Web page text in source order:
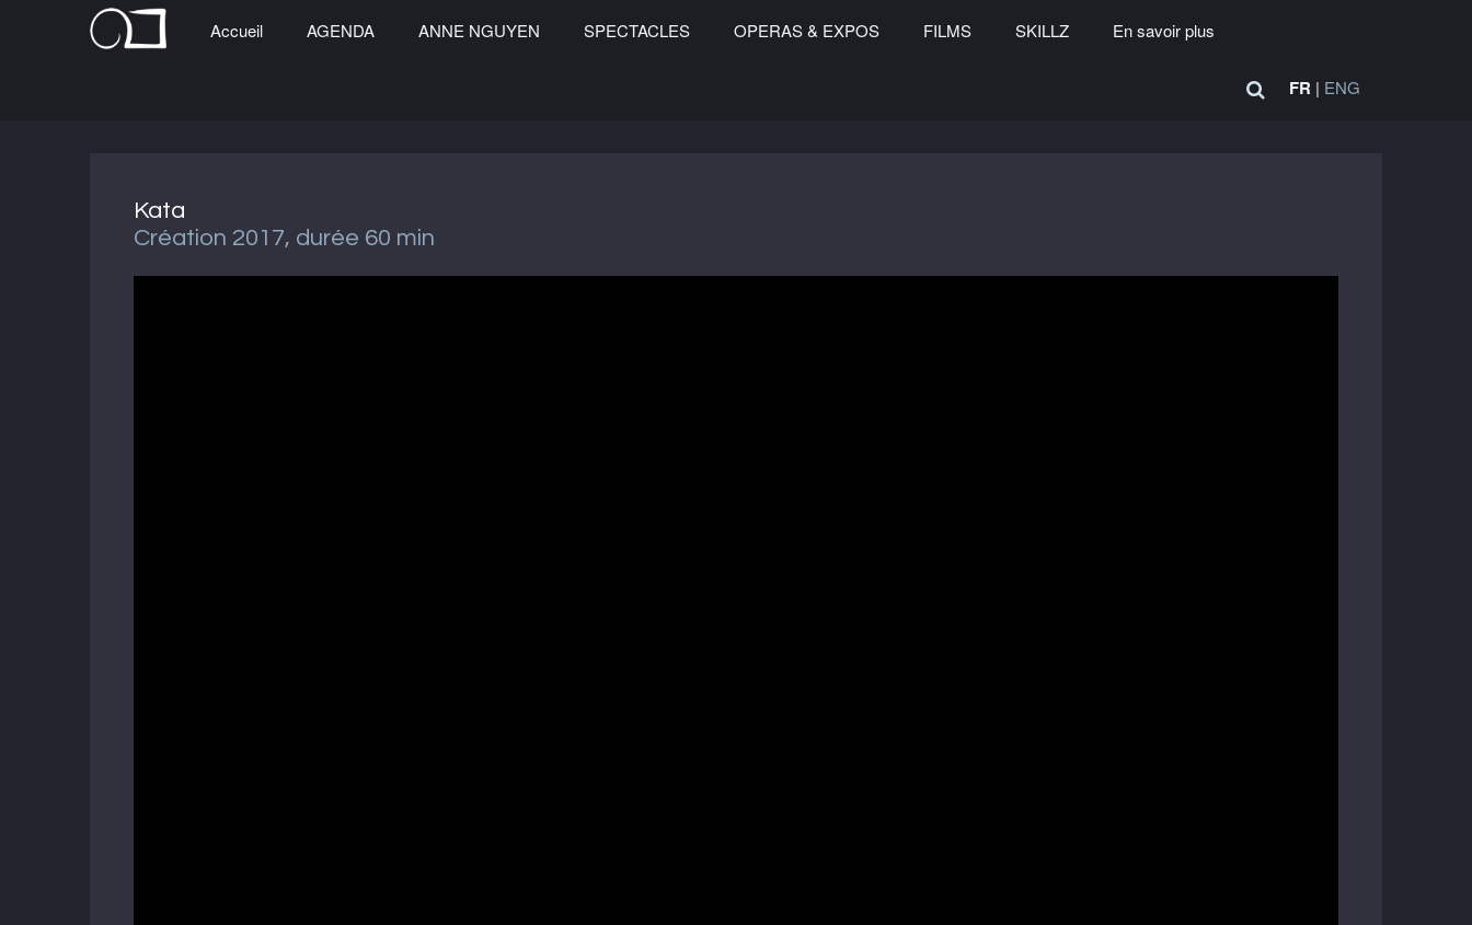
Accueil AGENDA ANNE NGUYEN SPECTACLES OPERAS & EXPOS FILMS SKILLZ En savoir plus
FR | ENG
Kata
Création 2017, durée 60 min